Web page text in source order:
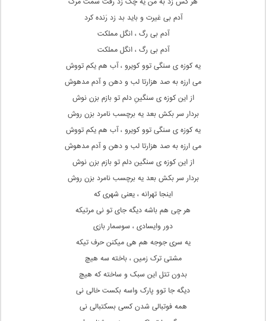
آدم بی غیرت و باید بد زد رَنده کرد
آدم بی رگ ، انگل مملکت
آدم بی رگ ، انگل مملکت
یه کوزه ی سنگی توو کویرو ، آب هم یکم تووش
می ارزه به صد هزارتا لب و دهن و آدم مدهوش
از این کوزه ی سنگینِ دلم تو بازم بزن نوش
بردار سر بکش بعد یه برچسب نامرد بزن روش
یه کوزه ی سنگی توو کویرو ، آب هم یکم تووش
می ارزه به صد هزارتا لب و دهن و آدم مدهوش
از این کوزه ی سنگین دلم تو بازم بزن نوش
بردار سر بکش بعد یه برچسب نامرد بزن روش
اینجا تهرانه ، یعنی شهری که
هر چی هم باشه دیگه جای تو نی مرتیکه
دور وایسادی ، سوسمار بازی
یه سری جوجه هم هی میکنن حرف تیکه
مشتی ترک زمین ، باخته سه هیچ
بدون تتل این سبک و ساخته که هیچ
دیگه جا توو پارک واسه بکست خالی نی
همه فوتبالی شدن کسی بسکتبالی نی